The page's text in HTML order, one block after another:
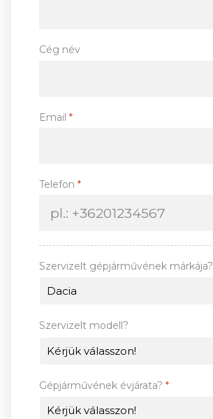
Cég név
Email *
Telefon *
Szervizelt gépjárművének márkája?
Szervizelt modell?
Gépjárművének évjárata? *